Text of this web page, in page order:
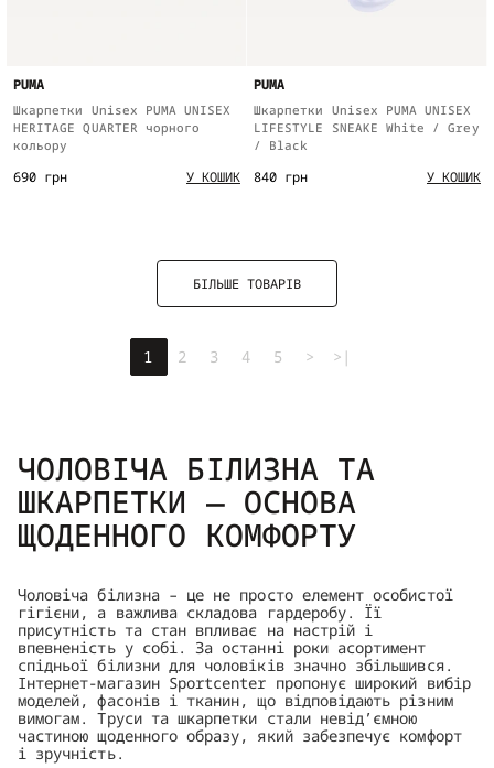
PUMA
Шкарпетки Unisex PUMA UNISEX
HERITAGE QUARTER чорного
кольору
690 грн У КОШИК
PUMA
Шкарпетки Unisex PUMA UNISEX
LIFESTYLE SNEAKE White / Grey
/ Black
840 грн У КОШИК
БІЛЬШЕ ТОВАРІВ
1 2 3 4 5 > >|
ЧОЛОВІЧА БІЛИЗНА ТА
ШКАРПЕТКИ — ОСНОВА
ЩОДЕННОГО КОМФОРТУ
Чоловіча білизна – це не просто елемент особистої
гігієни, а важлива складова гардеробу. Її
присутність та стан впливає на настрій і
впевненість у собі. За останні роки асортимент
спідньої білизни для чоловіків значно збільшився.
Інтернет-магазин Sportcenter пропонує широкий вибір
моделей, фасонів і тканин, що відповідають різним
вимогам. Труси та шкарпетки стали невід’ємною
частиною щоденного образу, який забезпечує комфорт
і зручність.